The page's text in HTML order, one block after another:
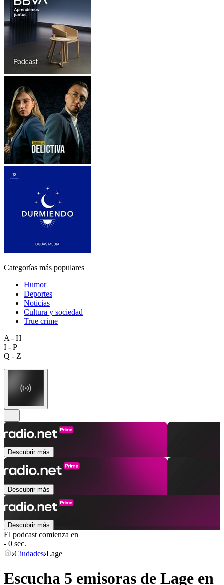
Categorías más populares
Humor
Deportes
Noticias
Cultura y sociedad
True crime
A - H
I - P
Q - Z
Descubrir más
Descubrir más
Descubrir más
El podcast comienza en
- 0 sec.
Ciudades Lage
Escucha 5 emisoras de Lage en